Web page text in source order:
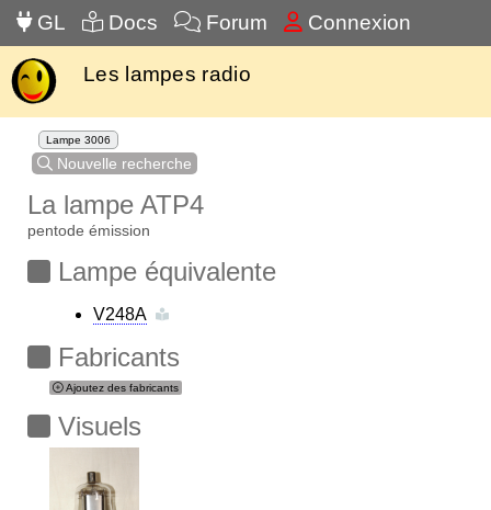
GL Docs Forum Connexion
Les lampes radio
Lampe 3006
Nouvelle recherche
La lampe ATP4
pentode émission
Lampe équivalente
V248A
Fabricants
Ajoutez des fabricants
Visuels